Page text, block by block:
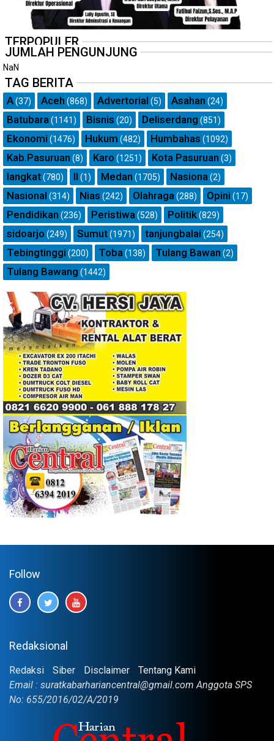
TERPOPULER
JUMLAH PENGUNJUNG
NaN
TAG BERITA
A(37) Aceh (868) Advertorial (5) Asahan (24)
Batubara (1141) Bisnis (20) Deliserdang (851)
Ekonomi (1476) Hukum (482) Humbahas (1092)
Kab.Pasuruan (8) Karo (1251) Kota Pasuruan (3)
langkat(780) ll (1) Medan (1705) Nasiona (2)
Nasional (314) Nias (242) Olahraga (288) Opini (17)
Pendidikan (236) Peristiwa (528) Politik(829)
sidoarjo (249) Sumut(1971) tanjungbalai (254)
Tebingtinggi (200) Toba (138) Tulang Bawan (2)
Tulang Bawang (1442)
Follow
Redaksional
Redaksi Siber Disclaimer
Tentang Kami
Email : suratkabarhariancentral@gmail.com Anggota SPS
No: 655/2016/02/A/2019